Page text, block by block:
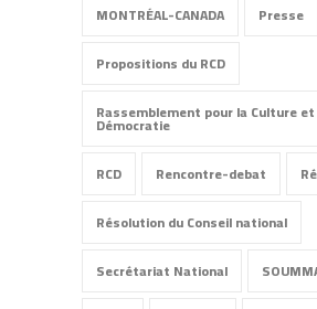
MONTRÉAL-CANADA
Presse
Propositions du RCD
Rassemblement pour la Culture
Démocratie
RCD
Rencontre-debat
Résolution du Conseil national
Secrétariat National